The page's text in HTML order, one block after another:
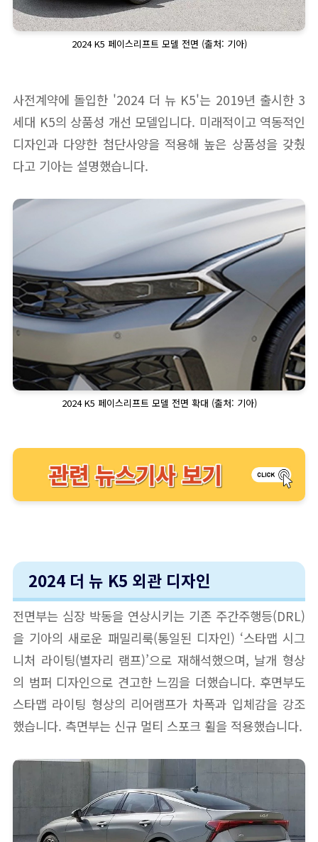
2024 K5 페이스리프트 모델 전면 (출처: 기아)
사전계약에 돌입한 '2024 더 뉴 K5'는 2019년 출시한 3
세대 K5의 상품성 개선 모델입니다. 미래적이고 역동적인
디자인과 다양한 첨단사양을 적용해 높은 상품성을 갖췄
다고 기아는 설명했습니다.
2024 K5 페이스리프트 모델 전면 확대 (출처: 기아)
2024 더 뉴 K5 외관 디자인
전면부는 심장 박동을 연상시키는 기존 주간주행등(DRL)
을 기아의 새로운 패밀리룩(통일된 디자인) ‘스타맵 시그
니처 라이팅(별자리 램프)’으로 재해석했으며, 날개 형상
의 범퍼 디자인으로 견고한 느낌을 더했습니다. 후면부도
스타맵 라이팅 형상의 리어램프가 차폭과 입체감을 강조
했습니다. 측면부는 신규 멀티 스포크 휠을 적용했습니다.